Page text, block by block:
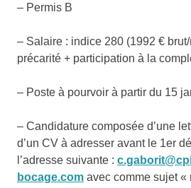
– Permis B
– Salaire : indice 280 (1992 €
précarité + participation à la
– Poste à pourvoir à partir du 15
– Candidature composée d’une
d’un CV à adresser avant le 1er
l’adresse suivante :
bocage.com avec comme sujet «